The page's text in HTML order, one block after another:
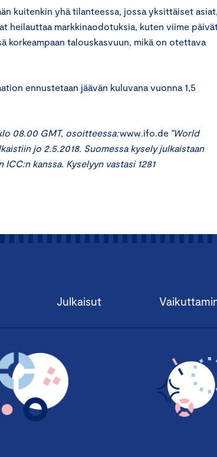
kuitenkin yhä tilanteessa, jossa yksittäiset asiat,
heilauttaa markkinaodotuksia, kuten viime
korkeampaan talouskasvuun, mikä on otettava
ennustetaan jäävän kuluvana vuonna 1 5
08.00 GMT, osoitteessa:www.ifo.de ”World
jo 2. 5.2018. Suomessa kysely julkaistaan
kanssa. Kyselyyn vastasi 1281
Julkaisut